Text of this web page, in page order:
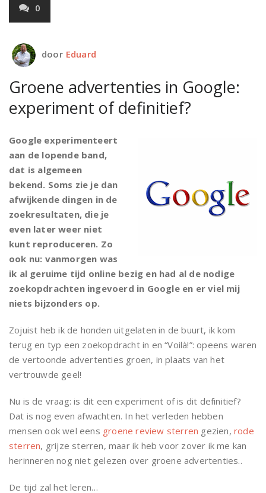
0
door Eduard
Groene advertenties in Google:
experiment of definitief?
Google experimenteert
aan de lopende band,
dat is algemeen
bekend. Soms zie je dan
afwijkende dingen in de
zoekresultaten, die je
even later weer niet
kunt reproduceren. Zo
ook nu: vanmorgen was
ik al geruime tijd online bezig en had al de nodige
zoekopdrachten ingevoerd in Google en er viel mij
niets bijzonders op.
Zojuist heb ik de honden uitgelaten in de buurt, ik kom
terug en typ een zoekopdracht in en “Voilà!”: opeens waren
de vertoonde advertenties groen, in plaats van het
vertrouwde geel!
Nu is de vraag: is dit een experiment of is dit definitief?
Dat is nog even afwachten. In het verleden hebben
mensen ook wel eens groene review sterren gezien,rode
sterren, grijze sterren, maar ik heb voor zover ik me kan
herinneren nog niet gelezen over groene advertenties..
De tijd zal het leren…